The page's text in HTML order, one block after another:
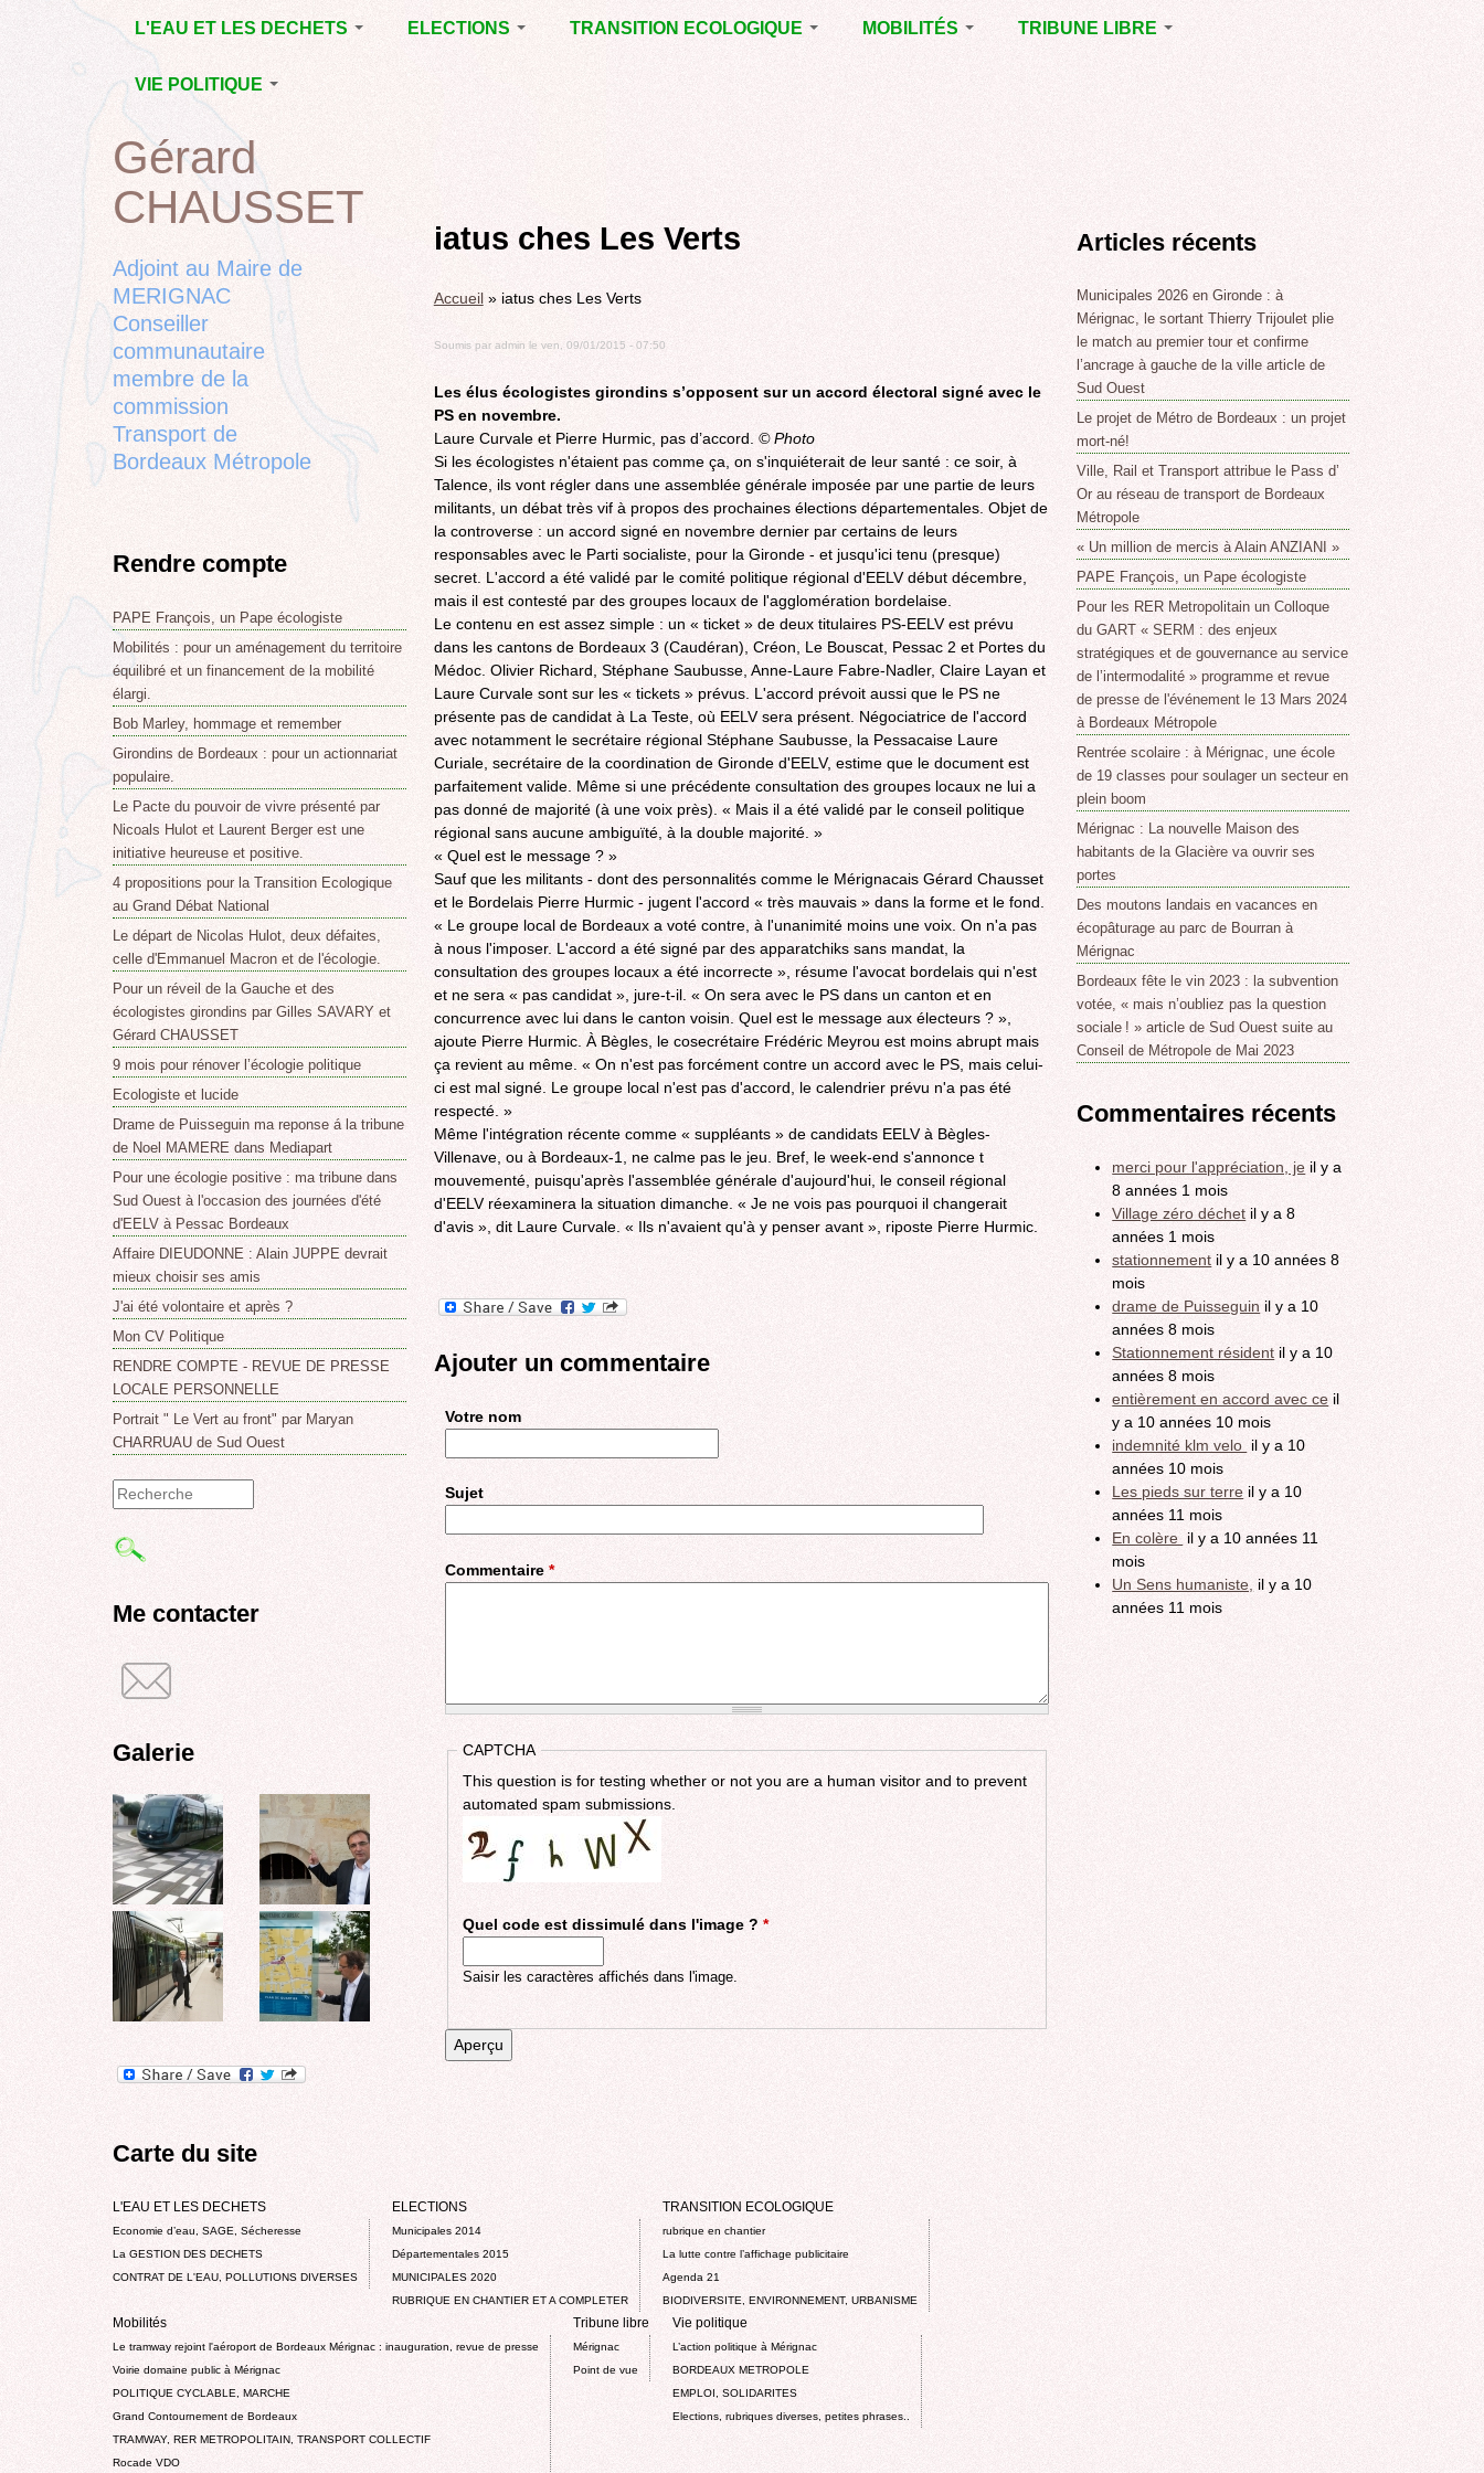
L'EAU ET LES DECHETS
ECONOMIE D’EAU,
SAGE, SÉCHERESSE
LA GESTION DES
DECHETS
CONTRAT DE L'EAU,
POLLUTIONS
ELECTIONS
DÉPARTEMENTALES
RUBRIQUE EN
CHANTIER ET A
COMPLETER
TRANSITION ECOLOGIQUE
LA LUTTE CONTRE
BIODIVERSITE,
ENVIRONNEMENT,
URBANISME
MOBILITÉS
VOIRIE DOMAINE
LE TRAMWAY REJOINT
MÉRIGNAC :
INAUGURATION,
CONTOURNEMENT DE
BORDEAUX
TRAMWAY, RER
TRANSPORT
COLLECTIF
ROCADE VDO
TRIBUNE LIBRE
POINT DE VUE
VIE POLITIQUE
L’ACTION POLITIQUE À
MÉRIGNAC
BORDEAUX
METROPOLE
EMPLOI, SOLIDARITES
ELECTIONS,
RUBRIQUES
DIVERSES, PETITES
PHRASES..
to
top
iatus ches Les Verts
Accueil » iatus ches Les Verts
Soumis par admin le ven, 09/01/2015 - 07:50
Les élus écologistes girondins s’opposent sur un accord électoral signé avec le
PS en novembre.
Laure Curvale et Pierre Hurmic, pas d’accord. © Photo
Si les écologistes n'étaient pas comme ça, on s'inquiéterait de leur santé : ce soir, à
Talence, ils vont régler dans une assemblée générale imposée par une partie de leurs
militants, un débat très vif à propos des prochaines élections départementales. Objet de
la controverse : un accord signé en novembre dernier par certains de leurs
responsables avec le Parti socialiste, pour la Gironde - et jusqu'ici tenu (presque)
secret. L'accord a été validé par le comité politique régional d'EELV début décembre,
mais il est contesté par des groupes locaux de l'agglomération bordelaise.
Le contenu en est assez simple : un « ticket » de deux titulaires PS-EELV est prévu
dans les cantons de Bordeaux 3 (Caudéran), Créon, Le Bouscat, Pessac 2 et Portes du
Médoc. Olivier Richard, Stéphane Saubusse, Anne-Laure Fabre-Nadler, Claire Layan et
Laure Curvale sont sur les « tickets » prévus. L'accord prévoit aussi que le PS ne
présente pas de candidat à La Teste, où EELV sera présent. Négociatrice de l'accord
avec notamment le secrétaire régional Stéphane Saubusse, la Pessacaise Laure
Curiale, secrétaire de la coordination de Gironde d'EELV, estime que le document est
parfaitement valide. Même si une précédente consultation des groupes locaux ne lui a
pas donné de majorité (à une voix près). « Mais il a été validé par le conseil politique
régional sans aucune ambiguïté, à la double majorité. »
« Quel est le message ? »
Sauf que les militants - dont des personnalités comme le Mérignacais Gérard Chausset
et le Bordelais Pierre Hurmic - jugent l'accord « très mauvais » dans la forme et le fond.
« Le groupe local de Bordeaux a voté contre, à l'unanimité moins une voix. On n'a pas
à nous l'imposer. L'accord a été signé par des apparatchiks sans mandat, la
consultation des groupes locaux a été incorrecte », résume l'avocat bordelais qui n'est
et ne sera « pas candidat », jure-t-il. « On sera avec le PS dans un canton et en
concurrence avec lui dans le canton voisin. Quel est le message aux électeurs ? »,
ajoute Pierre Hurmic. À Bègles, le cosecrétaire Frédéric Meyrou est moins abrupt mais
ça revient au même. « On n'est pas forcément contre un accord avec le PS, mais celui-
ci est mal signé. Le groupe local n'est pas d'accord, le calendrier prévu n'a pas été
respecté. »
Même l'intégration récente comme « suppléants » de candidats EELV à Bègles-
Villenave, ou à Bordeaux-1, ne calme pas le jeu. Bref, le week-end s'annonce t
mouvementé, puisqu'après l'assemblée générale d'aujourd'hui, le conseil régional
d'EELV réexaminera la situation dimanche. « Je ne vois pas pourquoi il changerait
d'avis », dit Laure Curvale. « Ils n'avaient qu'à y penser avant », riposte Pierre Hurmic.
Ajouter un commentaire
Votre nom
Sujet
Commentaire *
CAPTCHA
This question is for testing whether or not you are a human visitor and to prevent
automated spam submissions.
Quel code est dissimulé dans l'image ?*
Saisir les caractères affichés dans l'image.
Back
to
top
Gérard
CHAUSSET
Adjoint au Maire de
MERIGNAC
Conseiller
communautaire
membre de la
commission
Transport de
Bordeaux Métropole
Rendre compte
PAPE François, un Pape écologiste
Mobilités : pour un aménagement du territoire
équilibré et un financement de la mobilité
élargi.
Bob Marley, hommage et remember
Girondins de Bordeaux : pour un actionnariat
populaire.
Le Pacte du pouvoir de vivre présenté par
Nicoals Hulot et Laurent Berger est une
initiative heureuse et positive.
4 propositions pour la Transition Ecologique
au Grand Débat National
Le départ de Nicolas Hulot, deux défaites,
celle d'Emmanuel Macron et de l'écologie.
Pour un réveil de la Gauche et des
écologistes girondins par Gilles SAVARY et
Gérard CHAUSSET
9 mois pour rénover l’écologie politique
Ecologiste et lucide
Drame de Puisseguin ma reponse á la tribune
de Noel MAMERE dans Mediapart
Pour une écologie positive : ma tribune dans
Sud Ouest à l'occasion des journées d'été
d'EELV à Pessac Bordeaux
Affaire DIEUDONNE : Alain JUPPE devrait
mieux choisir ses amis
J'ai été volontaire et après ?
Mon CV Politique
RENDRE COMPTE - REVUE DE PRESSE
LOCALE PERSONNELLE
Portrait " Le Vert au front" par Maryan
CHARRUAU de Sud Ouest
Formulaire
de
Me contacter
Galerie
Articles récents
Municipales 2026 en Gironde : à
Mérignac, le sortant Thierry Trijoulet plie
le match au premier tour et confirme
l’ancrage à gauche de la ville article de
Sud Ouest
Le projet de Métro de Bordeaux : un projet
mort-né!
Ville, Rail et Transport attribue le Pass d’
Or au réseau de transport de Bordeaux
Métropole
« Un million de mercis à Alain ANZIANI »
PAPE François, un Pape écologiste
Pour les RER Metropolitain un Colloque
du GART « SERM : des enjeux
stratégiques et de gouvernance au service
de l’intermodalité » programme et revue
de presse de l'événement le 13 Mars 2024
à Bordeaux Métropole
Rentrée scolaire : à Mérignac, une école
de 19 classes pour soulager un secteur en
plein boom
Mérignac : La nouvelle Maison des
habitants de la Glacière va ouvrir ses
portes
Des moutons landais en vacances en
écopâturage au parc de Bourran à
Mérignac
Bordeaux fête le vin 2023 : la subvention
votée, « mais n’oubliez pas la question
sociale ! » article de Sud Ouest suite au
Conseil de Métropole de Mai 2023
Commentaires récents
merci pour l'appréciation, je il y a
8 années 1 mois
Village zéro déchet il y a 8
années 1 mois
stationnement il y a 10 années 8
mois
drame de Puisseguin il y a 10
années 8 mois
Stationnement résident il y a 10
années 8 mois
entièrement en accord avec ce il
y a 10 années 10 mois
indemnité klm velo il y a 10
années 10 mois
Les pieds sur terre il y a 10
années 11 mois
En colère il y a 10 années 11
mois
Un Sens humaniste, il y a 10
années 11 mois
Carte du site
L'EAU ET LES DECHETS
Economie d’eau, SAGE, Sécheresse
La GESTION DES DECHETS
CONTRAT DE L'EAU, POLLUTIONS DIVERSES
ELECTIONS
Municipales 2014
Départementales 2015
MUNICIPALES 2020
RUBRIQUE EN CHANTIER ET A COMPLETER
TRANSITION ECOLOGIQUE
rubrique en chantier
La lutte contre l’affichage publicitaire
Agenda 21
BIODIVERSITE, ENVIRONNEMENT, URBANISME
Mobilités
Le tramway rejoint l'aéroport de Bordeaux Mérignac : inauguration, revue de presse
Voirie domaine public à Mérignac
POLITIQUE CYCLABLE, MARCHE
Grand Contournement de Bordeaux
TRAMWAY, RER METROPOLITAIN, TRANSPORT COLLECTIF
Rocade VDO
Tribune libre
Mérignac
Point de vue
Vie politique
L’action politique à Mérignac
BORDEAUX METROPOLE
EMPLOI, SOLIDARITES
Elections, rubriques diverses, petites phrases..